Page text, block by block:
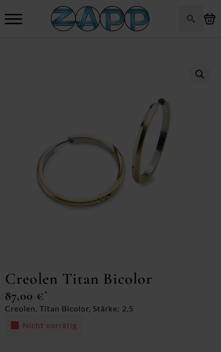
Creolen Titan Bicolor
87,00 €*
Creolen, Titan Bicolor, Stärke: 2,5
Nicht vorrätig